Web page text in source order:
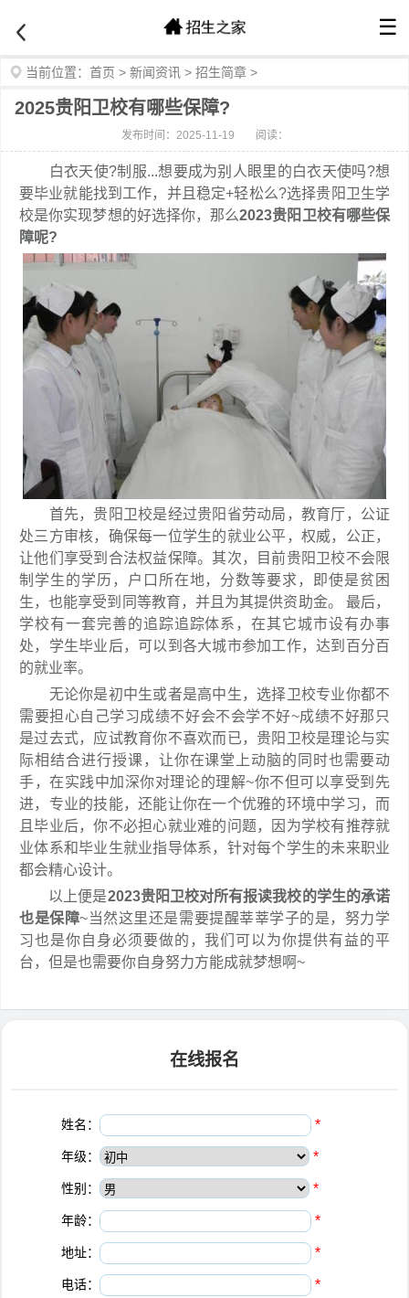
☰
当前位置： 首页 > 新闻资讯 > 招生简章 >
2025贵阳卫校有哪些保障?
发布时间：2025-11-19 阅读：
白衣天使?制服...想要成为别人眼里的白衣天使吗?想
要毕业就能找到工作，并且稳定+轻松么?选择贵阳卫生学
校是你实现梦想的好选择你，那么2023贵阳卫校有哪些保
障呢?
首先，贵阳卫校是经过贵阳省劳动局，教育厅，公证
处三方审核，确保每一位学生的就业公平，权威，公正，
让他们享受到合法权益保障。其次，目前贵阳卫校不会限
制学生的学历，户口所在地，分数等要求，即使是贫困
生，也能享受到同等教育，并且为其提供资助金。 最后，
学校有一套完善的追踪追踪体系，在其它城市设有办事
处，学生毕业后，可以到各大城市参加工作，达到百分百
的就业率。
无论你是初中生或者是高中生，选择卫校专业你都不
需要担心自己学习成绩不好会不会学不好~成绩不好那只
是过去式，应试教育你不喜欢而已，贵阳卫校是理论与实
际相结合进行授课，让你在课堂上动脑的同时也需要动
手，在实践中加深你对理论的理解~你不但可以享受到先
进，专业的技能，还能让你在一个优雅的环境中学习，而
且毕业后，你不必担心就业难的问题，因为学校有推荐就
业体系和毕业生就业指导体系，针对每个学生的未来职业
都会精心设计。
以上便是2023贵阳卫校对所有报读我校的学生的承诺
也是保障~当然这里还是需要提醒莘莘学子的是，努力学
习也是你自身必须要做的，我们可以为你提供有益的平
台，但是也需要你自身努力方能成就梦想啊~
在线报名
姓名： *
年级： *
性别： *
年龄： *
地址： *
电话： *